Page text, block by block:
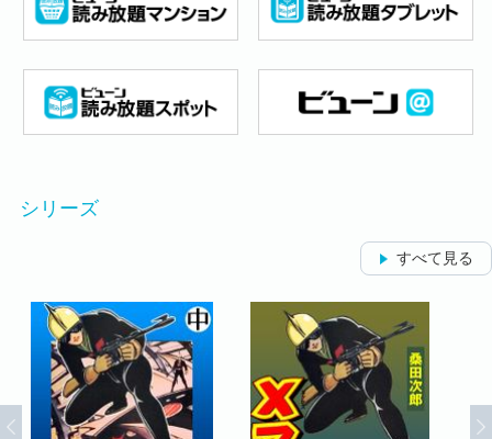
シリーズ
すべて見る